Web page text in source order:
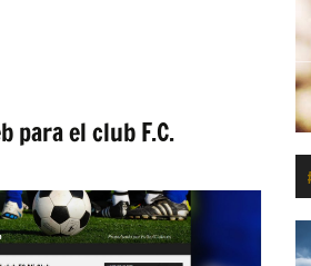
para el club F.C.